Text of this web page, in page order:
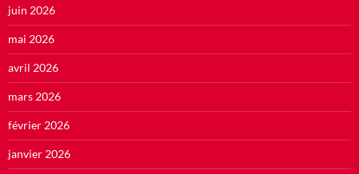
juin 2026
mai 2026
avril 2026
mars 2026
février 2026
janvier 2026